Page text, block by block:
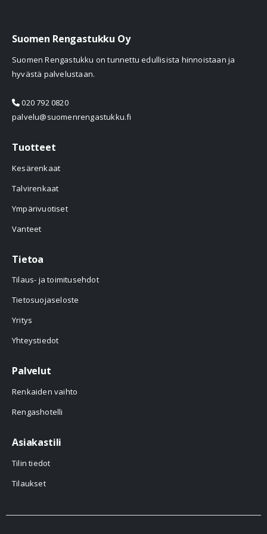
Suomen Rengastukku Oy
Suomen Rengastukku on tunnettu edullisista hinnoistaan ja
hyvästä palvelustaan.
020 792 0820
palvelu@suomenrengastukku.fi
Tuotteet
Kesärenkaat
Talvirenkaat
Ympärivuotiset
Vanteet
Tietoa
Tilaus- ja toimitusehdot
Tietosuojaseloste
Yritys
Yhteystiedot
Palvelut
Renkaiden vaihto
Rengashotelli
Asiakastili
Tilin tiedot
Tilaukset